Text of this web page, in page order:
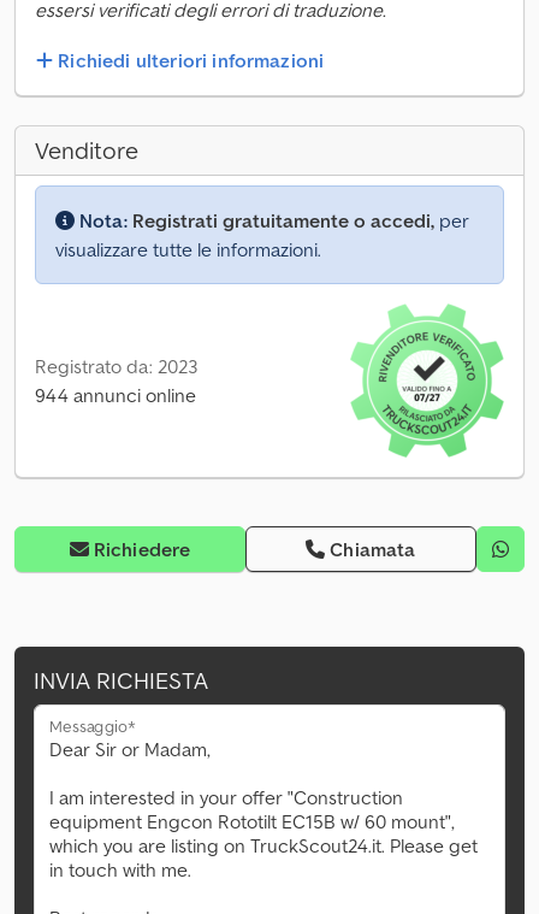
essersi verificati degli errori di traduzione.
Richiedi ulteriori informazioni
Venditore
Nota: Registrati gratuitamente o accedi, per
visualizzare tutte le informazioni.
Registrato da: 2023
944 annunci online
Richiedere Chiamata
INVIA RICHIESTA
Messaggio*